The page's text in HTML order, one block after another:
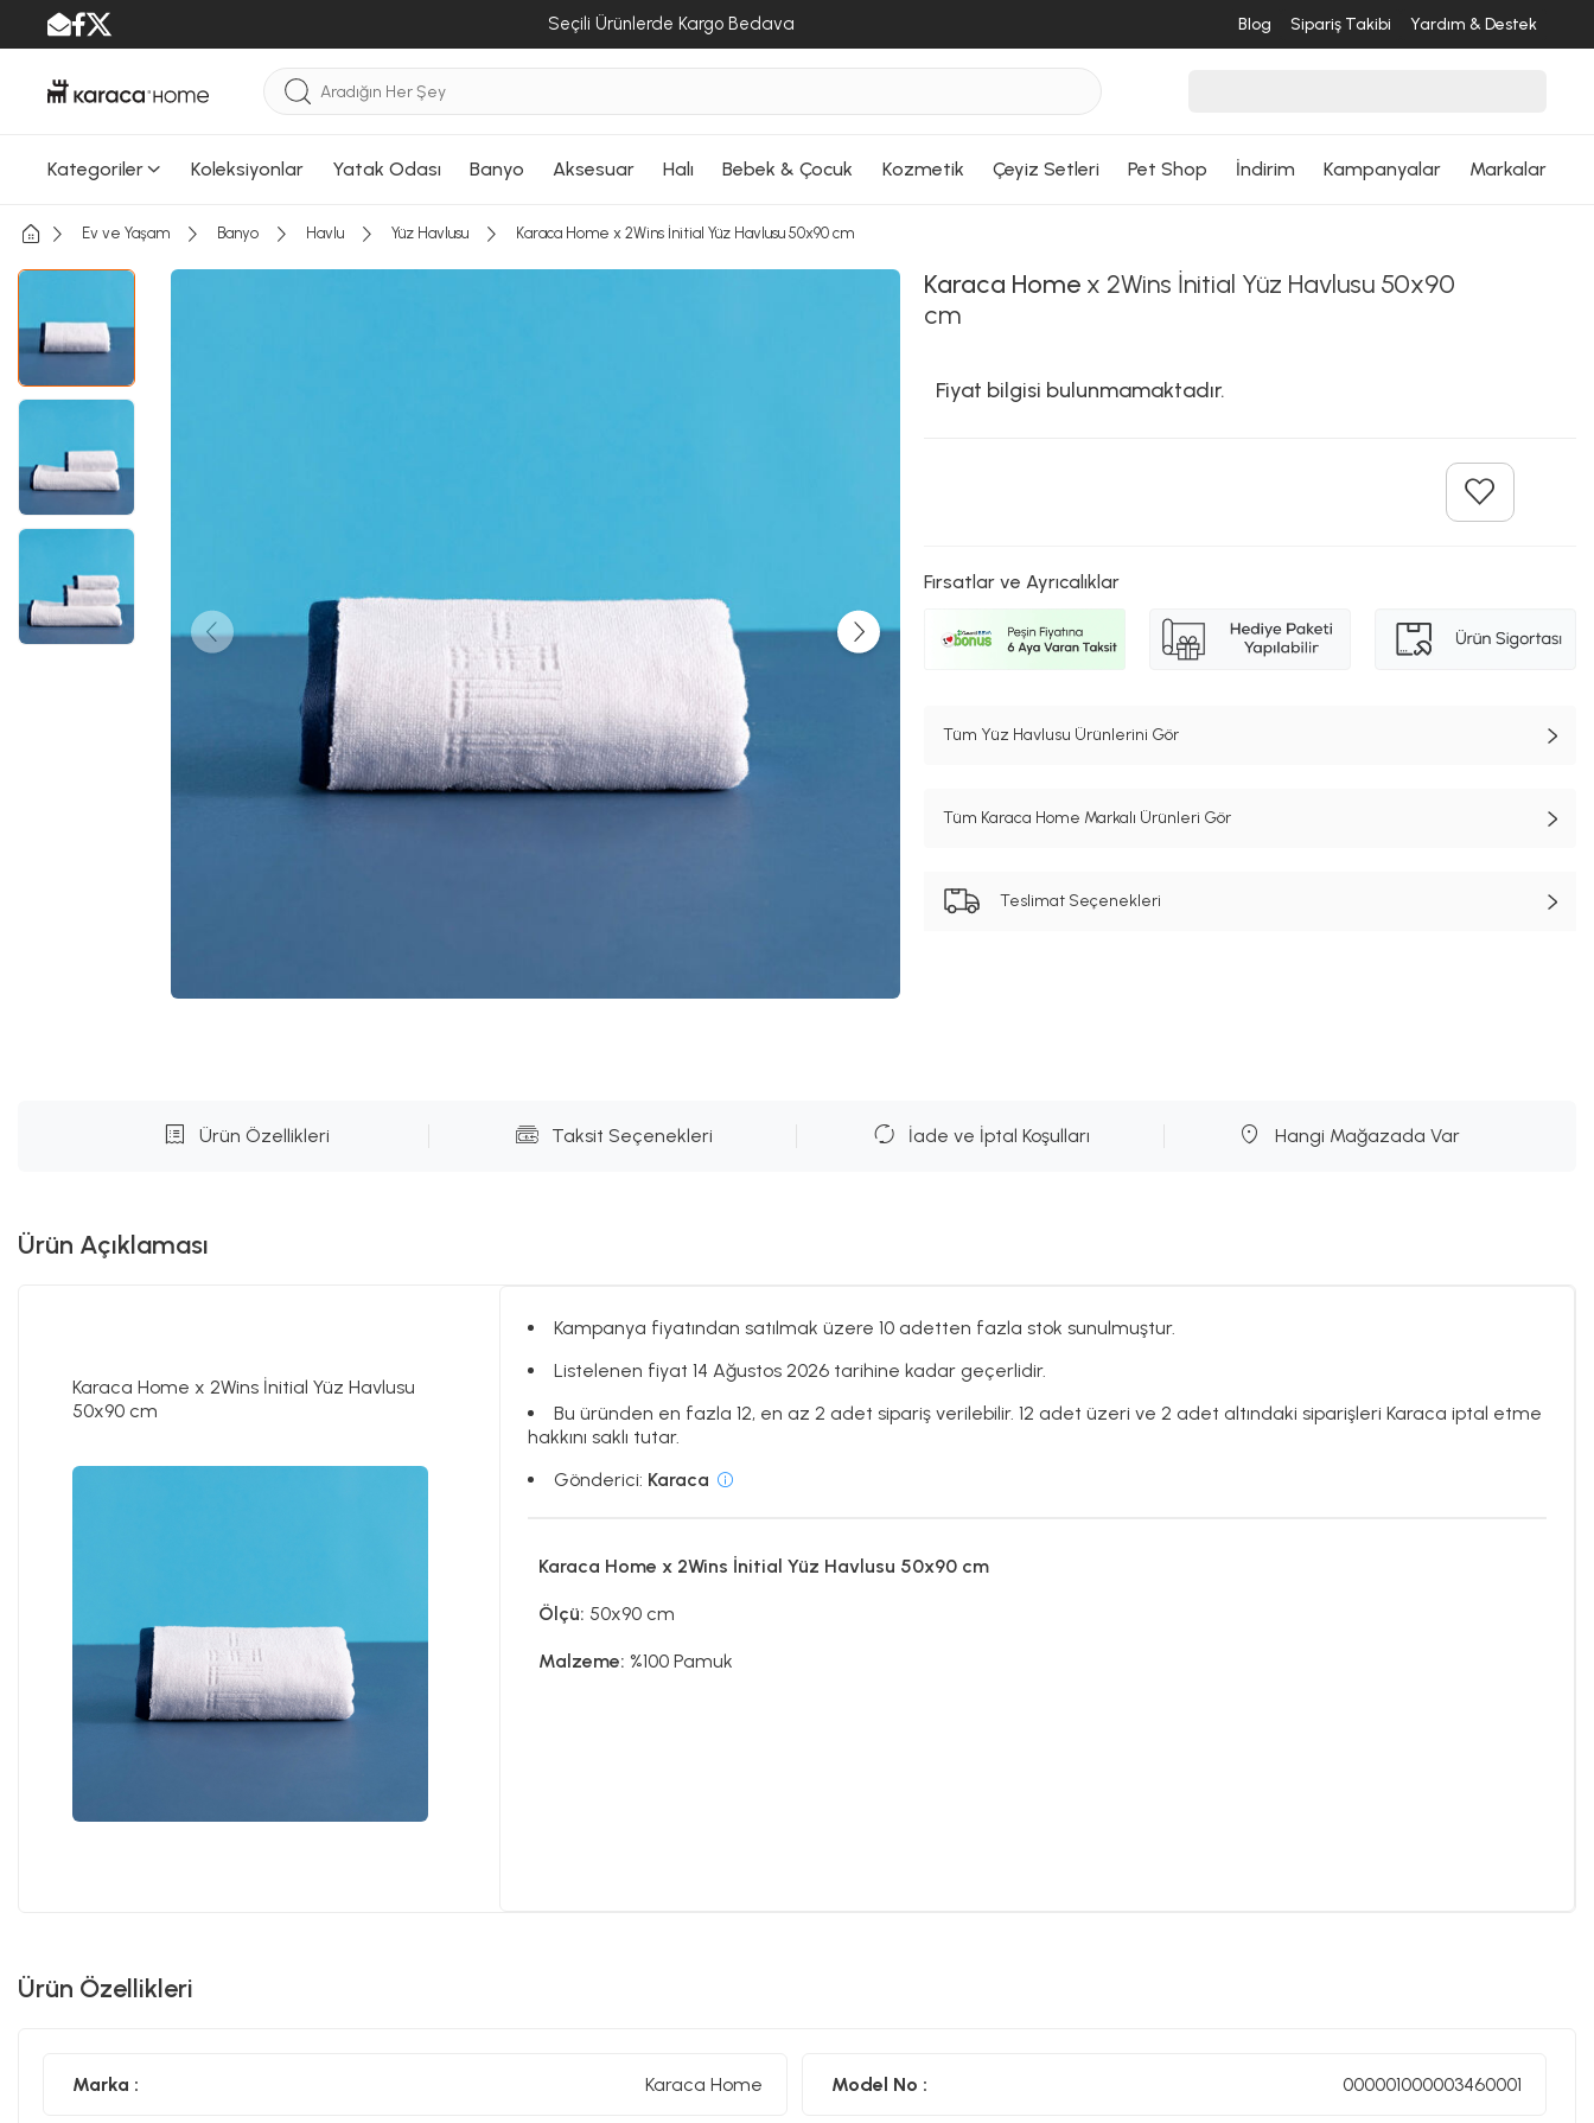
Seçili Ürünlerde Kargo Bedava Blog Sipariş Takibi Yardım & Destek
Kategoriler Koleksiyonlar Yatak Odası Banyo Aksesuar Halı Bebek & Çocuk Kozmetik Çeyiz Setleri Pet Shop İndirim Kampanyalar Markalar
Ev ve Yaşam Banyo Havlu Yüz Havlusu Karaca Home x 2Wins İnitial Yüz Havlusu 50x90 cm
Karaca Home x 2Wins İnitial Yüz Havlusu 50x90
cm
Fiyat bilgisi bulunmamaktadır.
Fırsatlar ve Ayrıcalıklar
Tüm Yüz Havlusu Ürünlerini Gör
Tüm Karaca Home Markalı Ürünleri Gör
Teslimat Seçenekleri
Ürün Özellikleri Taksit Seçenekleri İade ve İptal Koşulları Hangi Mağazada Var
Ürün Açıklaması
Karaca Home x 2Wins İnitial Yüz Havlusu
50x90 cm
Kampanya fiyatından satılmak üzere 10 adetten fazla stok sunulmuştur.
Listelenen fiyat 14 Ağustos 2026 tarihine kadar geçerlidir.
Bu üründen en fazla 12, en az 2 adet sipariş verilebilir. 12 adet üzeri ve 2 adet altındaki siparişleri Karaca iptal etme
hakkını saklı tutar.
Gönderici: Karaca
Karaca Home x 2Wins İnitial Yüz Havlusu 50x90 cm
Ölçü: 50x90 cm
Malzeme: %100 Pamuk
Ürün Özellikleri
Marka : Karaca Home Model No : 000001000003460001